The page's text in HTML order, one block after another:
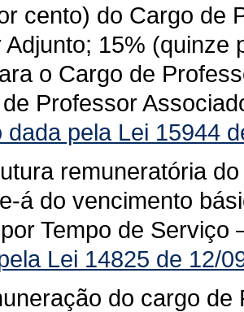
cento) do Cargo de
Adjunto; 15%
o Cargo de
Professor
dada pela Lei 15944
remuneratória
á do vencimento
Tempo de Serviço
Lei 14825 de 12/
do cargo